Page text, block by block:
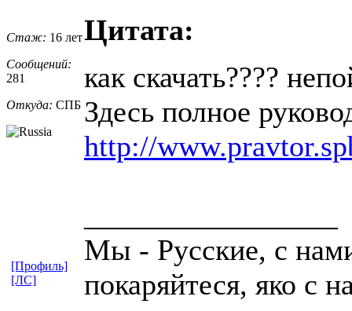
Стаж: 16 лет
Сообщений:
281
Откуда: СПБ
Цитата:
как скачать????
Здесь полное
http://
Мы - Русские, с
покаряйтеся, яко с
[Профиль]
[ЛС]